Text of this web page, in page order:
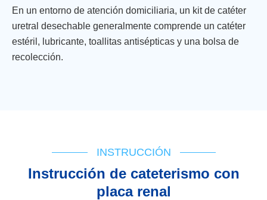
En un entorno de atención domiciliaria, un kit de catéter
uretral desechable generalmente comprende un catéter
estéril, lubricante, toallitas antisépticas y una bolsa de
recolección.
INSTRUCCIÓN
Instrucción de cateterismo con
placa renal